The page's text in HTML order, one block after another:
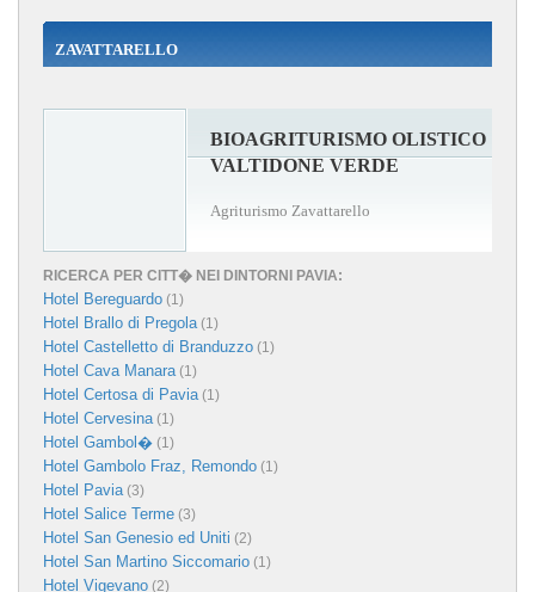
ZAVATTARELLO
BIOAGRITURISMO OLISTICO
VALTIDONE VERDE
Agriturismo Zavattarello
RICERCA PER CITT� NEI DINTORNI PAVIA:
Hotel Bereguardo (1)
Hotel Brallo di Pregola(1)
Hotel Castelletto di Branduzzo (1)
Hotel Cava Manara(1)
Hotel Certosa di Pavia(1)
Hotel Cervesina(1)
Hotel Gambol� (1)
Hotel Gambolo Fraz, Remondo (1)
Hotel Pavia(3)
Hotel Salice Terme (3)
Hotel San Genesio ed Uniti (2)
Hotel San Martino Siccomario (1)
Hotel Vigevano (2)